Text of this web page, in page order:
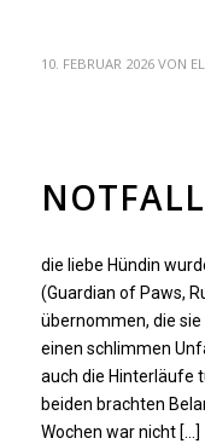
10. FEBRUAR 2026 VON
die liebe Hündin
(Guardian of Paws,
übernommen, die
einen schlimmen
auch die Hinterläufe
beiden brachten
Wochen war nicht […]